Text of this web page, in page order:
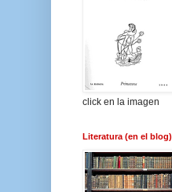
click en la imagen
Literatura (en el blog)